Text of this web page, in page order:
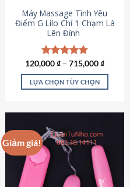
Máy Massage Tình Yêu
Điểm G Lilo Chỉ 1 Chạm Là
Lên Đỉnh
Được xếp
hạng4.85
5 sao
120,000₫ – 715,000₫
LỰA CHỌN TÙY CHỌN
có
nhiều
biến
thể.
Các
Giảm giá!